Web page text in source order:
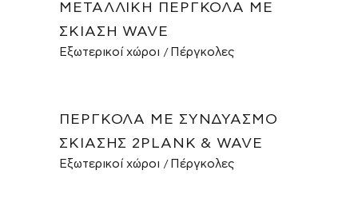
ΜΕΤΑΛΛΙΚΉ ΠΈΡΓΚΟΛΑ ΜΕ
ΣΚΊΑΣΗ WAVE
Εξωτερικοί χώροι Πέργκολες
ΠΈΡΓΚΟΛΑ ΜΕ ΣΥΝΔΥΑΣΜΌ
ΣΚΊΑΣΗΣ 2PLANK & WAVE
Εξωτερικοί χώροι Πέργκολες